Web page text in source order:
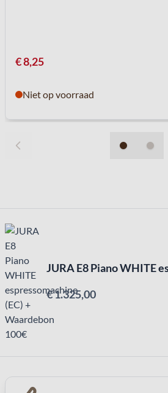
€ 8,25
Niet op voorraad
€ 1.325,00